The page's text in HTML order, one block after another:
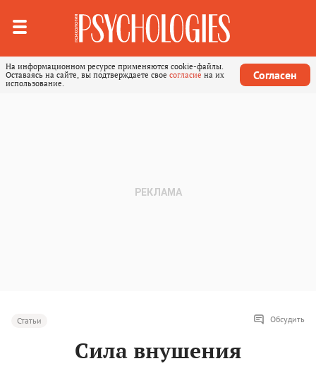
На информационном ресурсе применяются cookie-файлы.
Оставаясь на сайте, вы подтверждаете свое согласие на их
использование.
Согласен
Статьи Обсудить
Сила внушения